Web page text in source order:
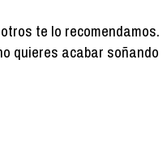
te lo recomendamos.
quieres acabar soñando